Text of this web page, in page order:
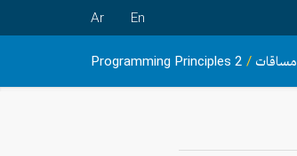
En
Ar
مساقات /
Programming Principles 2